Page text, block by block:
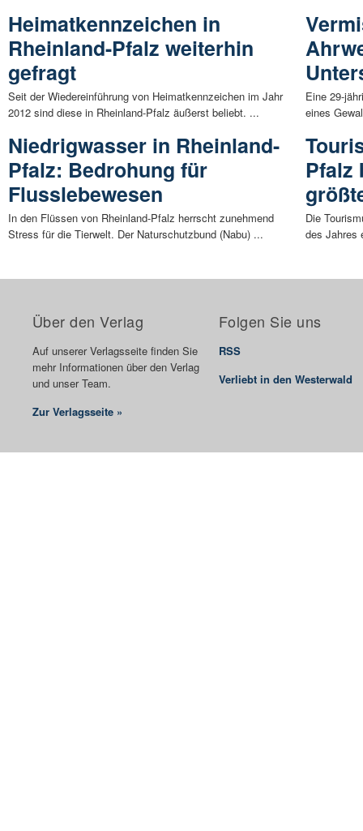
Heimatkennzeichen in
Rheinland-Pfalz weiterhin
gefragt
Seit der Wiedereinführung von Heimatkennzeichen im Jahr
2012 sind diese in Rheinland-Pfalz äußerst beliebt. ...
Niedrigwasser in Rheinland-
Pfalz: Bedrohung für
Flusslebewesen
In den Flüssen von Rheinland-Pfalz herrscht zunehmend
Stress für die Tierwelt. Der Naturschutzbund (Nabu) ...
Eine 29-
eines
Pfalz
Die
des Jahres
Über den Verlag
Auf unserer Verlagsseite finden Sie
mehr Informationen über den Verlag
und unser Team.
Zur Verlagsseite »
Folgen Sie uns
RSS
Verliebt in den Westerwald